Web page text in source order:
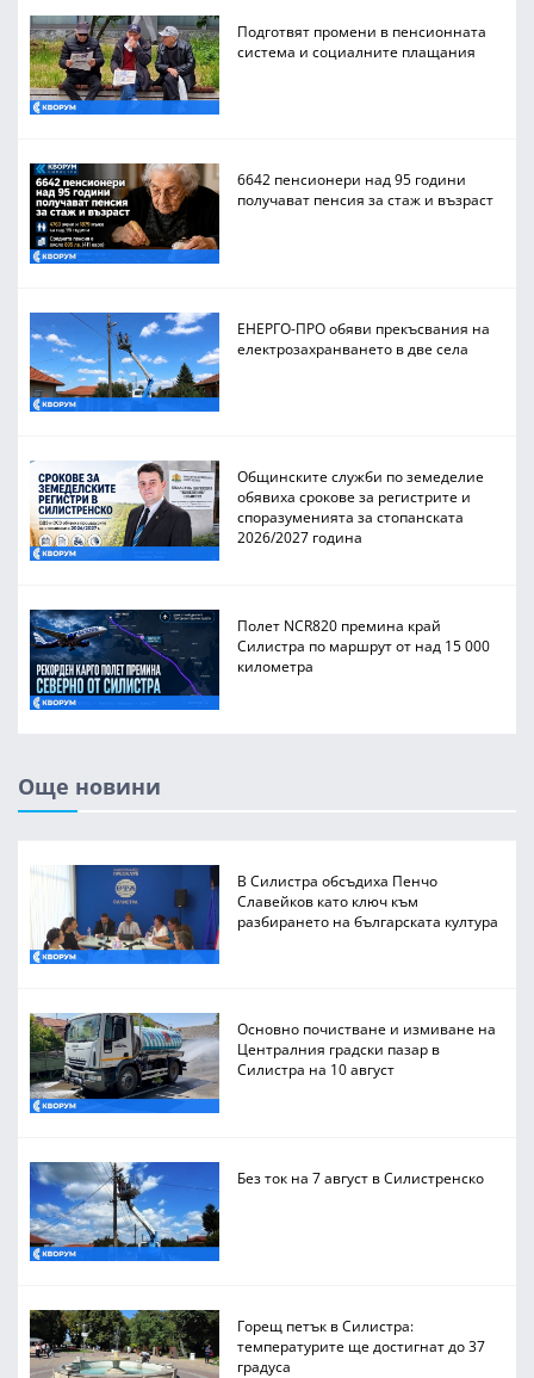
Подготвят промени в пенсионната
система и социалните плащания
6642 пенсионери над 95 години
получават пенсия за стаж и възраст
ЕНЕРГО-ПРО обяви прекъсвания на
електрозахранването в две села
Общинските служби по земеделие
обявиха срокове за регистрите и
споразуменията за стопанската
2026/2027 година
Полет NCR820 премина край
Силистра по маршрут от над 15 000
километра
Още новини
В Силистра обсъдиха Пенчо
Славейков като ключ към
разбирането на българската култура
Основно почистване и измиване на
Централния градски пазар в
Силистра на 10 август
Без ток на 7 август в Силистренско
Горещ петък в Силистра:
температурите ще достигнат до 37
градуса